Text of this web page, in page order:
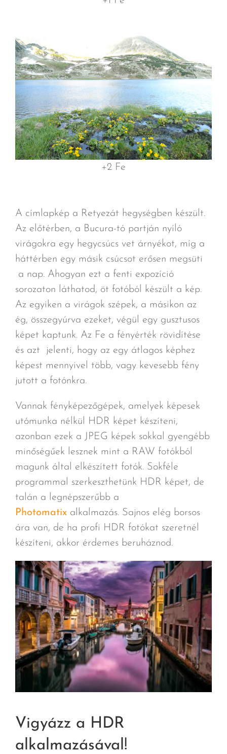
+2 Fe
A címlapkép a Retyezát hegységben készült.
Az előtérben, a Bucura-tó partján nyíló
virágokra egy hegycsúcs vet árnyékot, míg a
háttérben egy másik csúcsot erősen megsüti
a nap. Ahogyan ezt a fenti expozíció
sorozaton láthatod, öt fotóból készült a kép.
Az egyiken a virágok szépek, a másikon az
ég, összegyúrva ezeket, végül egy gusztusos
képet kaptunk. Az Fe a fényérték rövidítése
és azt jelenti, hogy az egy átlagos képhez
képest mennyivel több, vagy kevesebb fény
jutott a fotónkra.
Vannak fényképezőgépek, amelyek képesek
utómunka nélkül HDR képet készíteni,
azonban ezek a JPEG képek sokkal gyengébb
minőségűek lesznek mint a RAW fotókból
magunk által elkészített fotók. Sokféle
programmal szerkeszthetünk HDR képet, de
talán a legnépszerűbb a
Photomatix alkalmazás. Sajnos elég borsos
ára van, de ha profi HDR fotókat szeretnél
készíteni, akkor érdemes beruháznod.
Vigyázz a HDR
alkalmazásával!